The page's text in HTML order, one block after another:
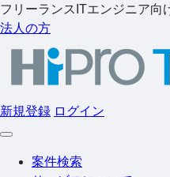
フリーランスITエンジニア向
法人の方
新規登録 ログイン
案件検索